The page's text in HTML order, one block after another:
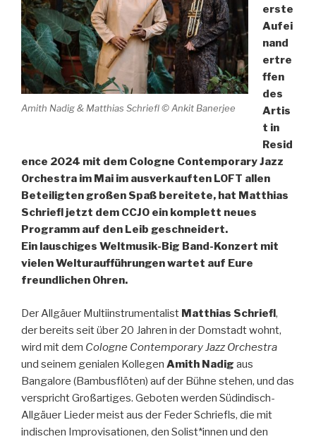
Amith Nadig & Matthias Schriefl © Ankit Banerjee
erste
Aufei
nand
ertre
ffen
des
Artis
t in
Resid
ence 2024 mit dem Cologne Contemporary Jazz
Orchestra im Mai im ausverkauften LOFT allen
Beteiligten großen Spaß bereitete, hat Matthias
Schriefl jetzt dem CCJO ein komplett neues
Programm auf den Leib geschneidert.
Ein lauschiges Weltmusik-Big Band-Konzert mit
vielen Welturaufführungen wartet auf Eure
freundlichen Ohren.
Der Allgäuer Multiinstrumentalist Matthias Schriefl,
der bereits seit über 20 Jahren in der Domstadt wohnt,
wird mit dem Cologne Contemporary Jazz Orchestra
und seinem genialen Kollegen Amith Nadig aus
Bangalore (Bambusflöten) auf der Bühne stehen, und das
verspricht Großartiges. Geboten werden Südindisch-
Allgäuer Lieder meist aus der Feder Schriefls, die mit
indischen Improvisationen, den Solist*innen und den